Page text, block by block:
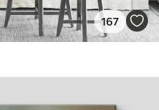
167